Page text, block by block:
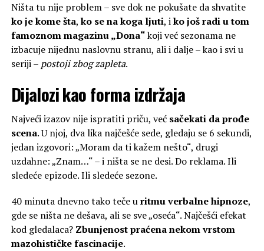
Ništa tu nije problem – sve dok ne pokušate da shvatite
ko je kome šta,ko se na koga ljuti, iko još radi u tom
famoznom magazinu „Dona“koji već sezonama ne
izbacuje nijednu naslovnu stranu, ali i dalje – kao i svi u
seriji – postoji zbog zapleta.
Dijalozi kao forma izdržaja
Najveći izazov nije ispratiti priču, već sačekati da prođe
scena. U njoj, dva lika najčešće sede, gledaju se 6 sekundi,
jedan izgovori: „Moram da ti kažem nešto“, drugi
uzdahne: „Znam…“ – i ništa se ne desi. Do reklama. Ili
sledeće epizode. Ili sledeće sezone.
40 minuta dnevno tako teče uritmu verbalne hipnoze,
gde se ništa ne dešava, ali se sve „oseća“. Najčešći efekat
kod gledalaca? Zbunjenost praćena nekom vrstom
mazohističke fascinacije.